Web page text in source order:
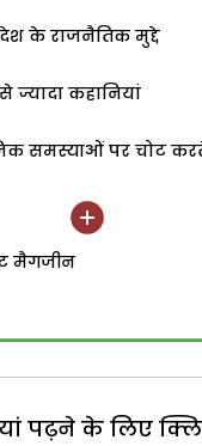
के राजनैतिक मुद्दे
से ज्यादा कहानियां
समस्याओं पर चोट
मैगजीन
पढ़ने के लिए